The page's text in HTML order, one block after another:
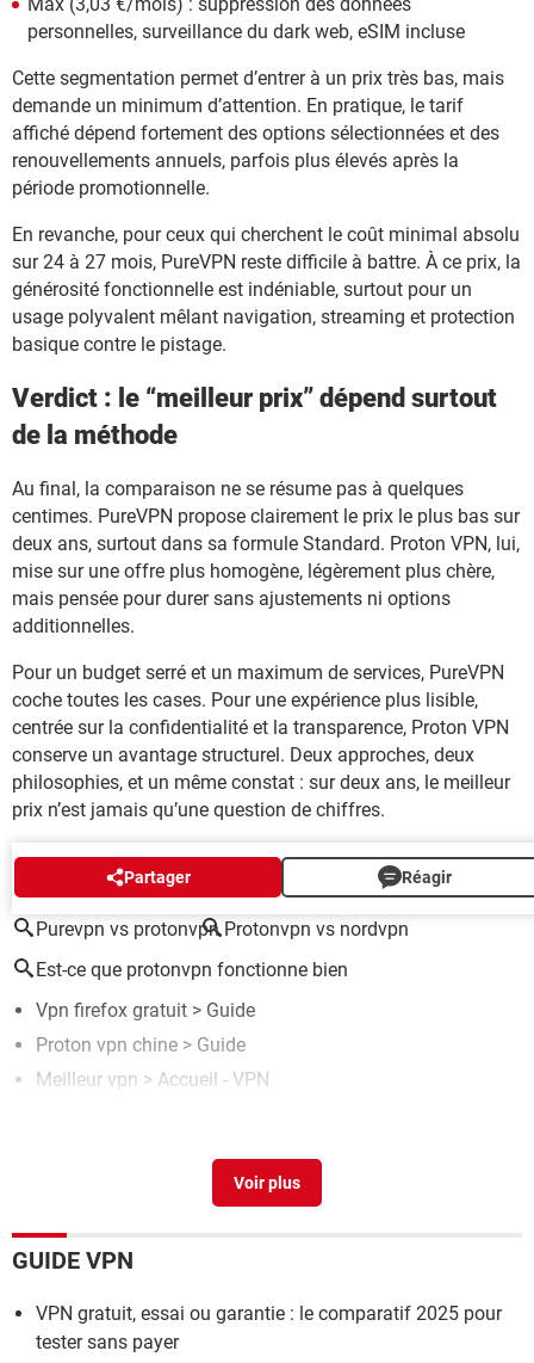
personnelles, surveillance du dark web, eSIM incluse
Cette segmentation permet d’entrer à un prix très bas, mais
demande un minimum d’attention. En pratique, le tarif
affiché dépend fortement des options sélectionnées et des
renouvellements annuels, parfois plus élevés après la
période promotionnelle.
En revanche, pour ceux qui cherchent le coût minimal absolu
sur 24 à 27 mois, PureVPN reste difficile à battre. À ce prix, la
générosité fonctionnelle est indéniable, surtout pour un
usage polyvalent mêlant navigation, streaming et protection
basique contre le pistage.
Verdict : le “meilleur prix” dépend surtout
de la méthode
Au final, la comparaison ne se résume pas à quelques
centimes. PureVPN propose clairement le prix le plus bas sur
deux ans, surtout dans sa formule Standard. Proton VPN, lui,
mise sur une offre plus homogène, légèrement plus chère,
mais pensée pour durer sans ajustements ni options
additionnelles.
Pour un budget serré et un maximum de services, PureVPN
coche toutes les cases. Pour une expérience plus lisible,
centrée sur la confidentialité et la transparence, Proton VPN
conserve un avantage structurel. Deux approches, deux
philosophies, et un même constat : sur deux ans, le meilleur
prix n’est jamais qu’une question de chiffres.
Partager Réagir
AUTOUR DU MÊME SUJET
Purevpn vs protonvpn Protonvpn vs nordvpn
Est-ce que protonvpn fonctionne bien
Vpn firefox gratuit > Guide
Proton vpn chine > Guide
Meilleur vpn > Accueil - VPN
GUIDE VPN
VPN gratuit, essai ou garantie : le comparatif 2025 pour
tester sans payer